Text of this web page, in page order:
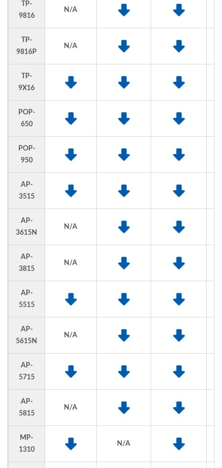
TP-
9816
N/A
TP-
9816P
N/A
TP-
9X16
POP-
650
POP-
950
AP-
3515
AP-
3615N
N/A
AP-
3815
N/A
AP-
5515
AP-
5615N
N/A
AP-
5715
AP-
5815
N/A
MP-
1310
N/A